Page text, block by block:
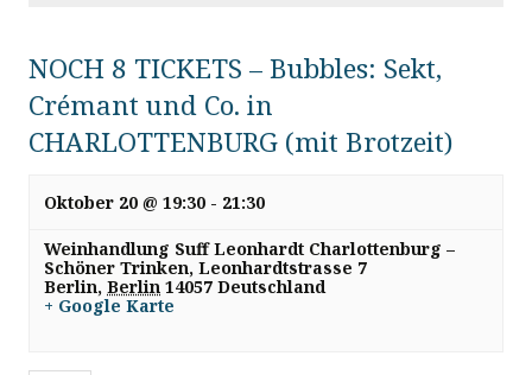
NOCH 8 TICKETS – Bubbles: Sekt,
Crémant und Co. in
CHARLOTTENBURG (mit Brotzeit)
Oktober 20 @ 19:30 - 21:30
Weinhandlung Suff Leonhardt Charlottenburg –
Schöner Trinken,Leonhardtstrasse 7
Berlin, Berlin 14057 Deutschland
+ Google Karte